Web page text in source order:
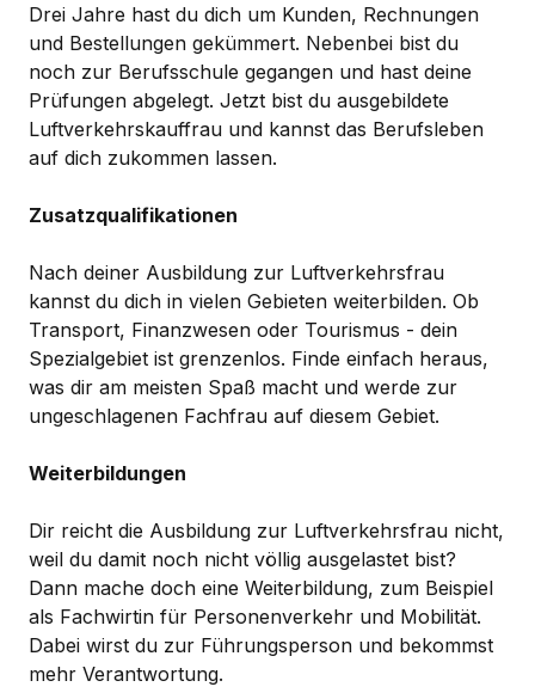
Drei Jahre hast du dich um Kunden, Rechnungen
und Bestellungen gekümmert. Nebenbei bist du
noch zur Berufsschule gegangen und hast deine
Prüfungen abgelegt. Jetzt bist du ausgebildete
Luftverkehrskauffrau und kannst das Berufsleben
auf dich zukommen lassen.
Zusatzqualifikationen
Nach deiner Ausbildung zur Luftverkehrsfrau
kannst du dich in vielen Gebieten weiterbilden. Ob
Transport, Finanzwesen oder Tourismus - dein
Spezialgebiet ist grenzenlos. Finde einfach heraus,
was dir am meisten Spaß macht und werde zur
ungeschlagenen Fachfrau auf diesem Gebiet.
Weiterbildungen
Dir reicht die Ausbildung zur Luftverkehrsfrau nicht,
weil du damit noch nicht völlig ausgelastet bist?
Dann mache doch eine Weiterbildung, zum Beispiel
als Fachwirtin für Personenverkehr und Mobilität.
Dabei wirst du zur Führungsperson und bekommst
mehr Verantwortung.